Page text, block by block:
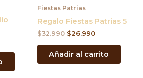
Fiestas Patrias
Regalo Fiestas Patrias 5
$32.990
$32.990.
$26.990
Añadir al carrito